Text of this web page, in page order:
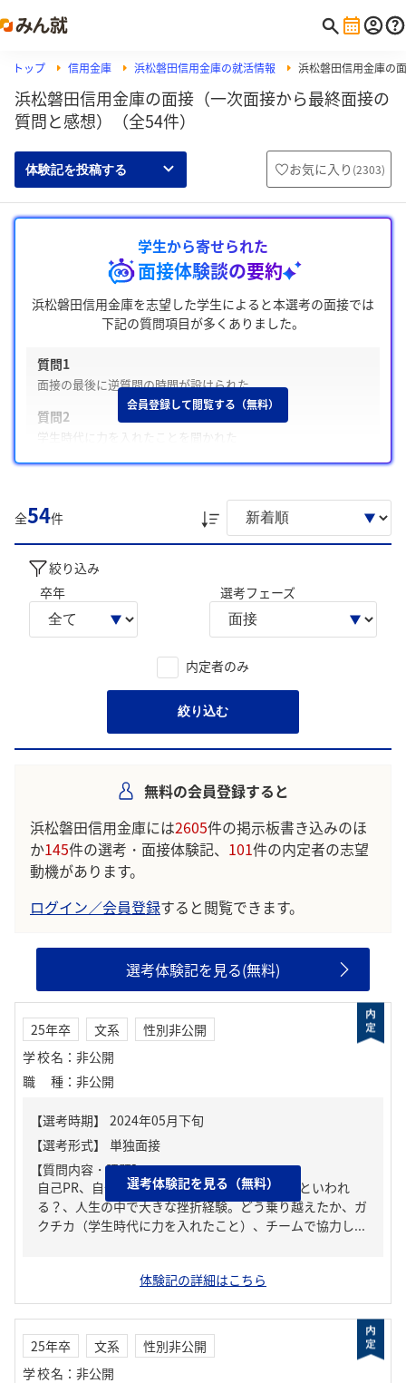
トップ 信用金庫 浜松磐田信用金庫の就活情報 浜松磐田信用金庫の
浜松磐田信用金庫の面接（一次面接から最終面接の
質問と感想）（全54件）
体験記を投稿する お気に入り (2303)
学生から寄せられた
面接体験談の要約
浜松磐田信用金庫を志望した学生によると本選考の面接では
下記の質問項目が多くありました。
質問1
面接の最後に逆質問の時間が設けられた
質問2
学生時代に力を入れたことを聞かれた
質問3
また、注意した点として、「地域の歴史や産業を踏まえた具
体的提案を準備する」や「結論から簡潔に述べ、具体例で補
強して話す」があげられています。
学生の声を就職活動の参考にしましょう。
※AIを使用し、過去3年間のユーザー投稿を要約しています。実際
のユーザの投稿は下記の一覧からご確認ください。
会員登録して閲覧する（無料）
全54件
絞り込み
卒年
選考フェーズ
内定者のみ
絞り込む
無料の会員登録すると
浜松磐田信用金庫には2605件の掲示板書き込みのほ
か145件の選考・面接体験記、 101件の内定者の志望
動機があります。
ログイン／会員登録すると閲覧できます。
選考体験記を見る(無料)
25年卒 文系
性別非公開
学校名 ： 非公開
職種 ： 非公開
【質問内容・課題】
自己PR、自分の強み/弱み、周りからどんな人といわれ
る？、人生の中で大きな挫折経験。どう乗り越えたか、ガ
クチカ（学生時代に力を入れたこと）、チームで協力し...
選考体験記を見る（無料）
体験記の詳細はこちら
25年卒 文系
性別非公開
学校名 ： 非公開